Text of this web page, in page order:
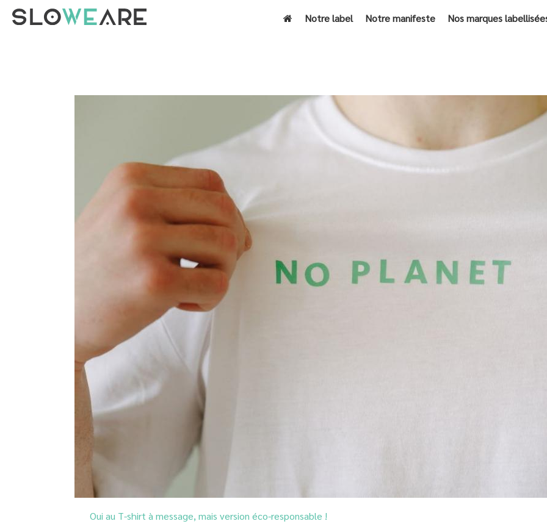
Notre label Notre manifeste Nos marques
Oui au T-shirt à message, mais version éco-responsable !